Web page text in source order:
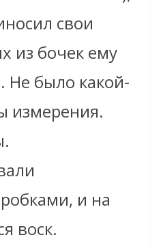
свои
из бочек ему
Не было какой-
измерения.
и на
воск.